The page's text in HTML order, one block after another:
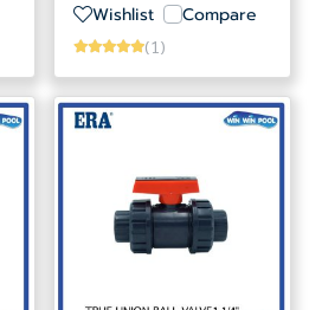
Wishlist Compare
(1)